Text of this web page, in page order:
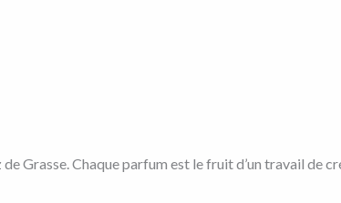
Grasse. Chaque parfum est le fruit d’un travail de